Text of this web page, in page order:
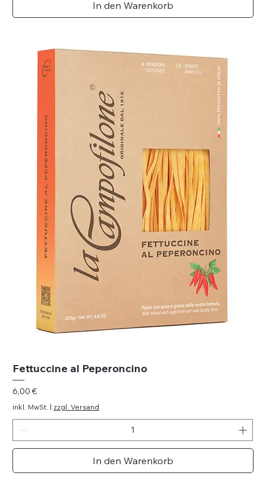
In den Warenkorb
Fettuccine al Peperoncino
Preis
6,00 €
inkl. MwSt. | zzgl. Versand
In den Warenkorb